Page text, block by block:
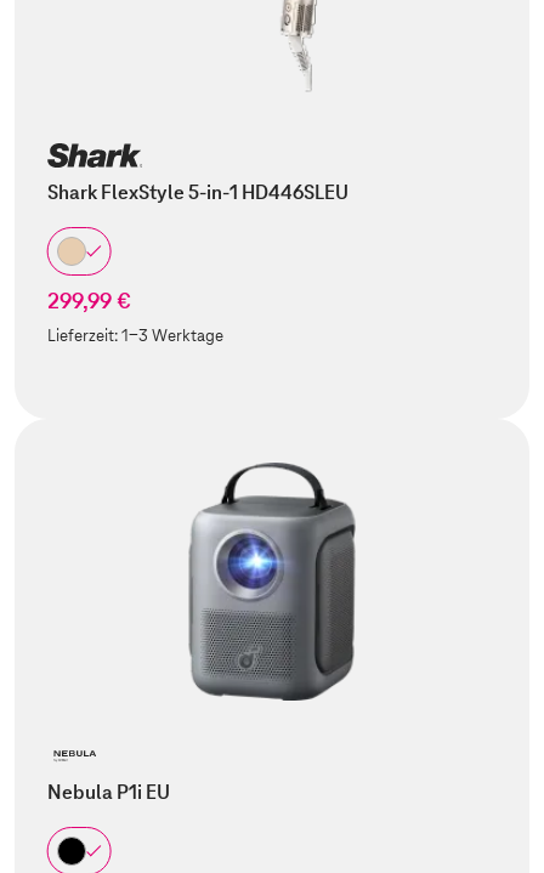
Shark FlexStyle 5-in-1 HD446SLEU
299,99 €
Lieferzeit:1-3 Werktage
Nebula P1i EU